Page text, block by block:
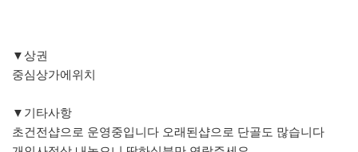
▼상권
중심상가에위치
▼기타사항
초건전샵으로 운영중입니다 오래된샵으로 단골도 많습니다